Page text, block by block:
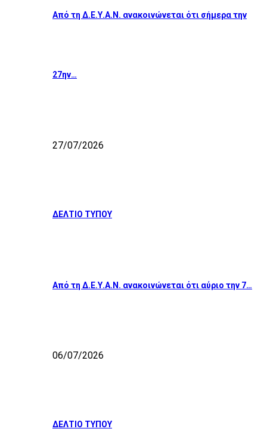
Από τη Δ.Ε.Υ.Α.Ν. ανακοινώνεται ότι σήμερα την
27ην…
27/07/2026
ΔΕΛΤΙΟ ΤΥΠΟΥ
Από τη Δ.Ε.Υ.Α.Ν. ανακοινώνεται ότι αύριο την 7…
06/07/2026
ΔΕΛΤΙΟ ΤΥΠΟΥ